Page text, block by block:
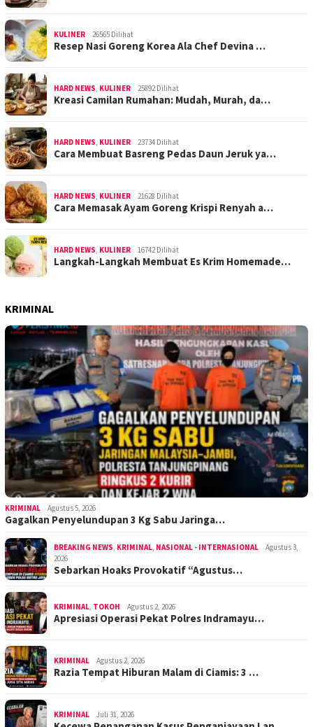
KULINER 26565 Dilihat
Resep Nasi Goreng Korea Ala Chef Devina …
HARD NEWS, KULINER 25892 Dilihat
Kreasi Camilan Rumahan: Mudah, Murah, da…
HARD NEWS, KULINER 23734 Dilihat
Cara Membuat Basreng Pedas Daun Jeruk ya…
HARD NEWS, KULINER 21628 Dilihat
Cara Memasak Ayam Goreng Krispi Renyah a…
HARD NEWS, KULINER 16742 Dilihat
Langkah-Langkah Membuat Es Krim Homemade…
KRIMINAL
KRIMINAL Agustus 5, 2026
Gagalkan Penyelundupan 3 Kg Sabu Jaringa…
BREAKING NEWS, KRIMINAL, NASIONAL - INTERNASIONAL
Agustus 3,
2026
Sebarkan Hoaks Provokatif “Agustus…
KRIMINAL, TOKOH Agustus 2, 2026
Apresiasi Operasi Pekat Polres Indramayu…
KRIMINAL Agustus 2, 2026
Razia Tempat Hiburan Malam di Ciamis: 3 …
KRIMINAL Juli 31, 2026